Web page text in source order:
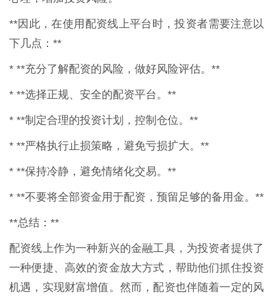
**因此，在使用配资线上平台时，投资者需要注意以
下几点：**
* **充分了解配资的风险，做好风险评估。**
* **选择正规、安全的配资平台。**
* **制定合理的投资计划，控制仓位。**
* **严格执行止损策略，避免亏损扩大。**
* **保持冷静，避免情绪化交易。**
* **不要将全部资金用于配资，预留足够的备用金。**
**总结：**
配资线上作为一种新兴的金融工具，为投资者提供了
一种便捷、高效的资金放大方式，帮助他们抓住投资
机遇，实现财富增值。然而，配资也伴随着一定的风